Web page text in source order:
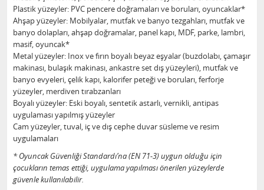
Plastik yüzeyler: PVC pencere doğramaları ve boruları, oyuncaklar*
Ahşap yüzeyler: Mobilyalar, mutfak ve banyo tezgahları, mutfak ve
banyo dolapları, ahşap doğramalar, panel kapı, MDF, parke, lambri,
masif, oyuncak*
Metal yüzeyler: Inox ve fırın boyalı beyaz eşyalar (buzdolabı, çamaşır
makinası, bulaşık makinası, ankastre set dış yüzeyleri), mutfak ve
banyo evyeleri, çelik kapı, kalorifer peteği ve boruları, ferforje
yüzeyler, merdiven tırabzanları
Boyalı yüzeyler: Eski boyalı, sentetik astarlı, vernikli, antipas
uygulaması yapılmış yüzeyler
Cam yüzeyler, tuval, iç ve dış cephe duvar süsleme ve resim
uygulamaları
* Oyuncak Güvenliği Standardı’na (EN 71-3) uygun olduğu için
çocukların temas ettiği, uygulama yapılması önerilen yüzeylerde
güvenle kullanılabilir.